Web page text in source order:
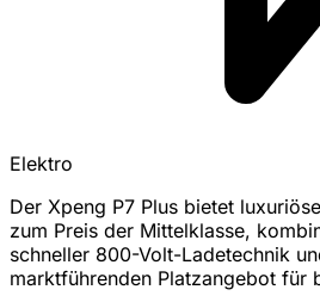
Elektro
Der Xpeng P7 Plus bietet
zum Preis der Mittelklasse,
schneller 800-Volt-Ladetechnik
marktführenden Platzangebot für